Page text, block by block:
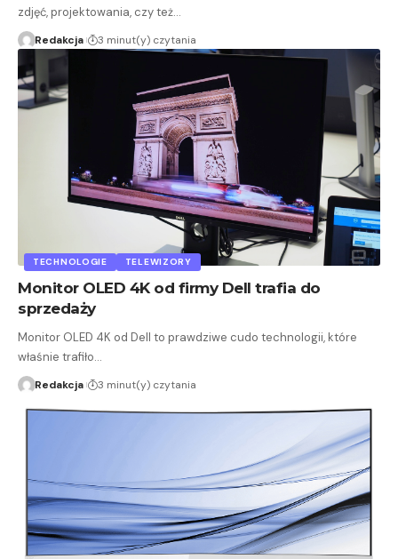
zdjęć, projektowania, czy też…
Redakcja 3 minut(y) czytania
TECHNOLOGIE TELEWIZORY
Monitor OLED 4K od firmy Dell trafia do
sprzedaży
Monitor OLED 4K od Dell to prawdziwe cudo technologii, które
właśnie trafiło…
Redakcja 3 minut(y) czytania